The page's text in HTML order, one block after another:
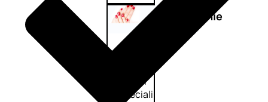
Unghie
effetti
speciali